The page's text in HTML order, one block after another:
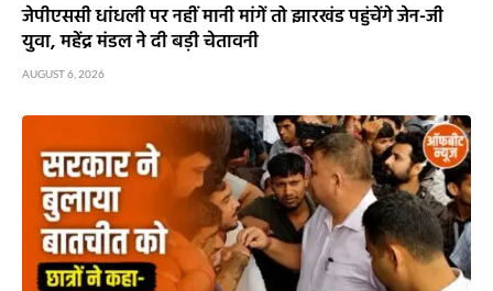
जेपीएससी धांधली पर नहीं मानी मांगें तो झारखंड पहुंचेंगे जेन-जी
युवा, महेंद्र मंडल ने दी बड़ी चेतावनी
AUGUST 6, 2026